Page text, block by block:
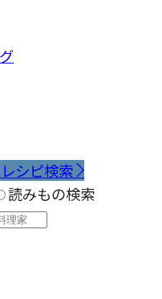
シピ検索
読みもの検索